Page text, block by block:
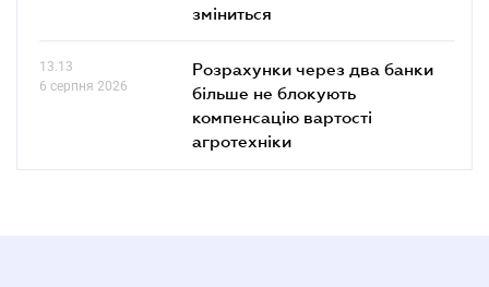
зміниться
13.13
6 серпня 2026
Розрахунки через два банки
більше не блокують
компенсацію вартості
агротехніки